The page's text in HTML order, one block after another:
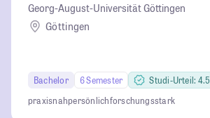
Georg-August-Universität Göttingen
Göttingen
Bachelor 6 Semester
Studi-Urteil: 4.5
praxisnahpersönlichforschungsstark